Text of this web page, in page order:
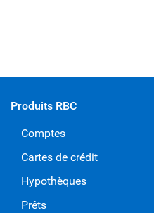
Produits RBC
Comptes
Cartes de crédit
Hypothèques
Prêts